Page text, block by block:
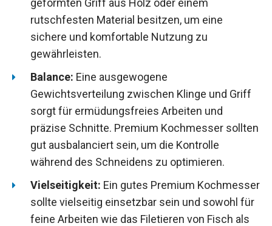
geformten Griff aus Holz oder einem
rutschfesten Material besitzen, um eine
sichere und komfortable Nutzung zu
gewährleisten.
Balance: Eine ausgewogene
Gewichtsverteilung zwischen Klinge und Griff
sorgt für ermüdungsfreies Arbeiten und
präzise Schnitte. Premium Kochmesser sollten
gut ausbalanciert sein, um die Kontrolle
während des Schneidens zu optimieren.
Vielseitigkeit: Ein gutes Premium Kochmesser
sollte vielseitig einsetzbar sein und sowohl für
feine Arbeiten wie das Filetieren von Fisch als